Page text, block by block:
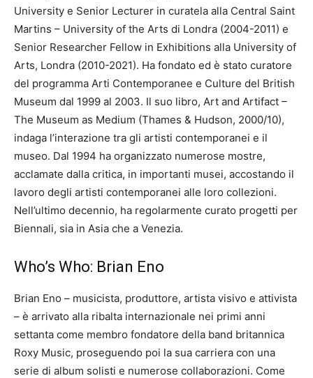
University e Senior Lecturer in curatela alla Central Saint
Martins – University of the Arts di Londra (2004-2011) e
Senior Researcher Fellow in Exhibitions alla University of
Arts, Londra (2010-2021). Ha fondato ed è stato curatore
del programma Arti Contemporanee e Culture del British
Museum dal 1999 al 2003. Il suo libro, Art and Artifact –
The Museum as Medium (Thames & Hudson, 2000/10),
indaga l’interazione tra gli artisti contemporanei e il
museo. Dal 1994 ha organizzato numerose mostre,
acclamate dalla critica, in importanti musei, accostando il
lavoro degli artisti contemporanei alle loro collezioni.
Nell’ultimo decennio, ha regolarmente curato progetti per
Biennali, sia in Asia che a Venezia.
Who’s Who: Brian Eno
Brian Eno – musicista, produttore, artista visivo e attivista
– è arrivato alla ribalta internazionale nei primi anni
settanta come membro fondatore della band britannica
Roxy Music, proseguendo poi la sua carriera con una
serie di album solisti e numerose collaborazioni. Come